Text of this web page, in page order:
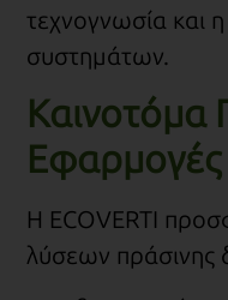
τεχνογνωσία και
συστημάτων.
Καινοτόμα
Εφαρμογές
Η ECOVERTI
λύσεων πράσινης